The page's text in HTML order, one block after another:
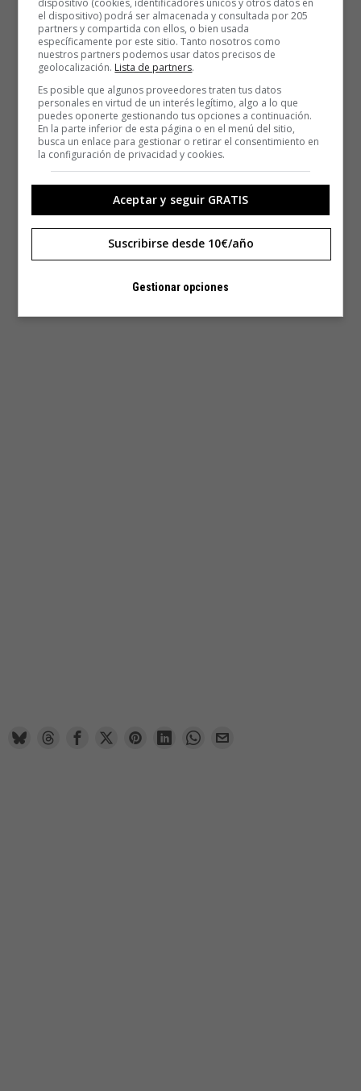
el dispositivo) podrá ser almacenada y consultada por 205
partners y compartida con ellos, o bien usada
específicamente por este sitio. Tanto nosotros como
nuestros partners podemos usar datos precisos de
geolocalización. Lista de partners.
Es posible que algunos proveedores traten tus datos
personales en virtud de un interés legítimo, algo a lo que
puedes oponerte gestionando tus opciones a continuación.
En la parte inferior de esta página o en el menú del sitio,
busca un enlace para gestionar o retirar el consentimiento en
la configuración de privacidad y cookies.
Aceptar y seguir GRATIS
Suscribirse desde 10€/año
Gestionar opciones